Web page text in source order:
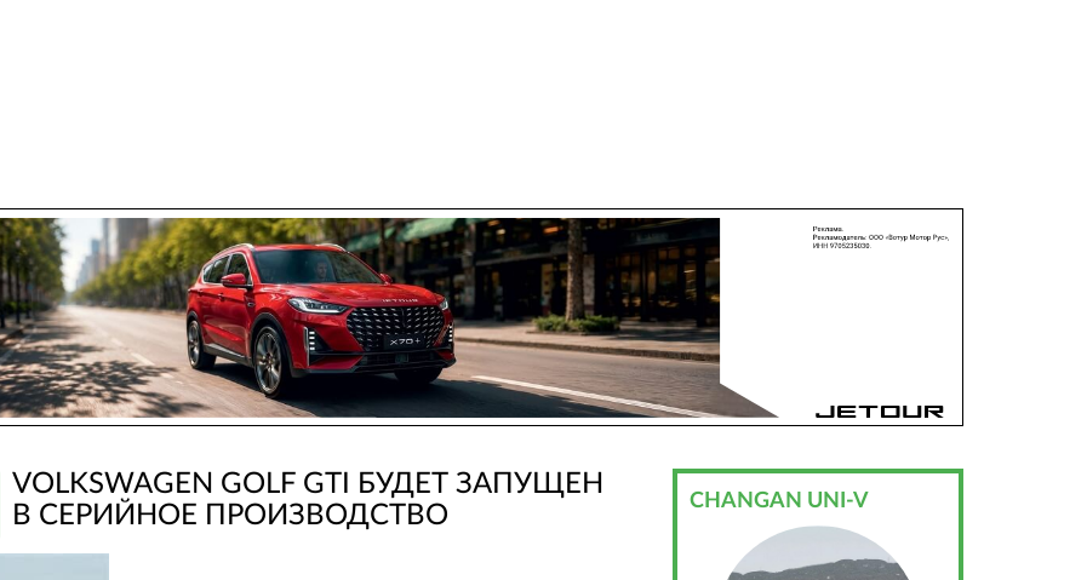
VOLKSWAGEN GOLF GTI БУДЕТ ЗАПУЩЕН
В СЕРИЙНОЕ ПРОИЗВОДСТВО
CHANGAN UNI-V